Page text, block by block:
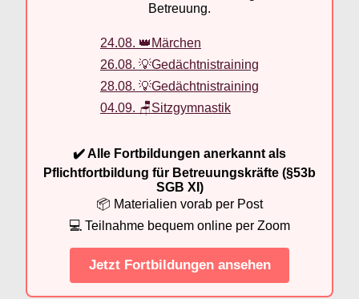
Betreuung.
24.08. 👑Märchen
26.08. 💡Gedächtnistraining
28.08. 💡Gedächtnistraining
04.09. 🪑Sitzgymnastik
✔️ Alle Fortbildungen anerkannt als
Pflichtfortbildung für Betreuungskräfte (§53b
SGB XI)
📦 Materialien vorab per Post
💻 Teilnahme bequem online per Zoom
Jetzt Fortbildungen ansehen